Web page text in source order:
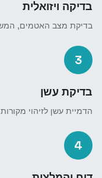
בדיקה ויזואלית
בדיקת מצב האטמים,
3
בדיקת עשן
הדמיית עשן לזיהוי
4